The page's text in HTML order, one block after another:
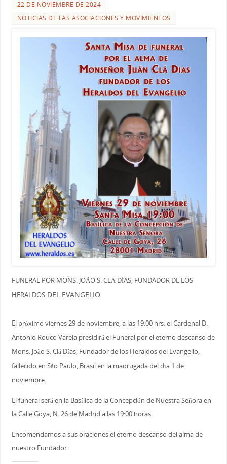
22 DE NOVIEMBRE DE 2024
NOTICIAS DE LAS ASOCIACIONES Y MOVIMIENTOS
FUNERAL POR MONS. JOÃO S. CLÁ DÍAS, FUNDADOR DE LOS
HERALDOSDEL EVANGELIO
El próximo viernes 29 de noviembre, a las 19:00 hrs. el Cardenal D.
Antonio Rouco Varela presidirá el Funeral por el eterno descanso de
Mons. João S. Clá Días, Fundador de los Heraldos del Evangelio,
fallecido en São Paulo, Brasil en la madrugada del día 1 de
noviembre.
El funeral será en la Basílica de la Concepción de Nuestra Señora en
la Calle Goya, N. 26 de Madrid a las 19:00 horas.
Encomendamos a sus oraciones el eterno descanso del alma de
nuestro Fundador.